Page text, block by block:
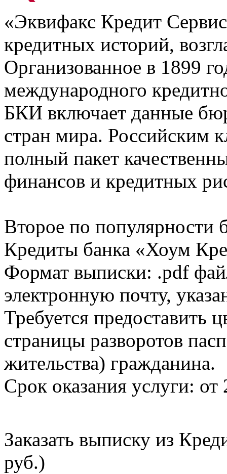
«Эквифакс Кредит
кредитных историй,
Организованное в 1899
международного
БКИ включает данные
стран мира. Российским
полный пакет
финансов и кредитных
Второе по популярности
Кредиты банка «Хоум
Формат выписки: .pdf
электронную почту,
Требуется предоставить
страницы разворотов
жительства) гражданина.
Срок оказания услуги: от
Заказать выписку из
руб.)